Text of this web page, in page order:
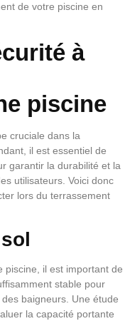
de votre piscine en
à
piscine
cruciale dans la
il est essentiel de
garantir la durabilité et la
utilisateurs. Voici donc
lors du terrassement
piscine, il est important de
stable pour
baigneurs. Une étude
la capacité portante